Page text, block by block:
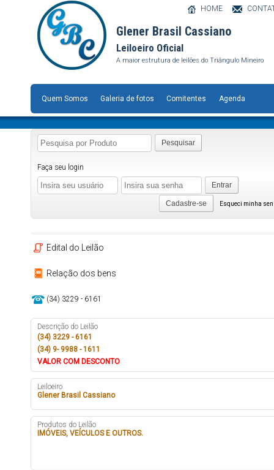
Glener Brasil Cassiano
Leiloeiro Oficial
A maior estrutura de leilões do Triângulo Mineiro
HOME
Quem Somos Galeria de fotos Comitentes Agenda
Pesquisar
Faça seu login
Entrar
Esqueci minha
Cadastre-se
Edital do Leilão
Relação dos bens
(34) 3229 - 6161
Descrição do Leilão
(34) 3229 - 6161
(34) 9- 9988 - 1611
VALOR COM DESCONTO
Leiloeiro
Glener Brasil Cassiano
Produtos do Leilão
IMÓVEIS, VEÍCULOS E OUTROS.